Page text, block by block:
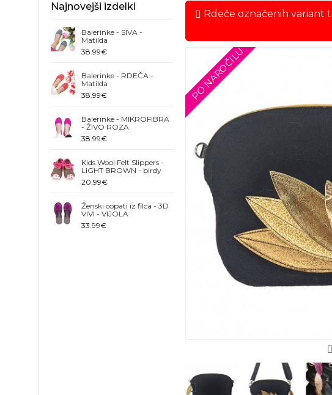
Najnovejši izdelki
Balerinke - SIVA -
Matilda
38.99€
Balerinke - RDEČA -
Matilda
38.99€
Balerinke - MIKROFIBRA
- ŽIVO ROZA
38.99€
Kids Wool Felt Slippers -
LIGHT BROWN - birdy
20.99€
Ženski copati iz filca - 3D
VIVI - VIJOLA
33.99€
Rdeče označenih variant
PO NAROČILU